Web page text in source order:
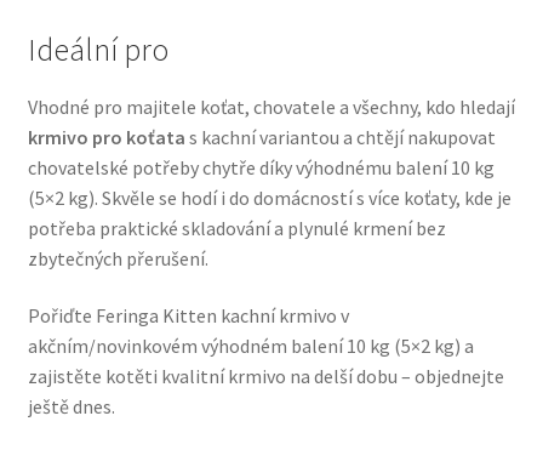
Ideální pro
Vhodné pro majitele koťat, chovatele a všechny, kdo hledají
krmivo pro koťata s kachní variantou a chtějí nakupovat
chovatelské potřeby chytře díky výhodnému balení 10 kg
(5×2 kg). Skvěle se hodí i do domácností s více koťaty, kde je
potřeba praktické skladování a plynulé krmení bez
zbytečných přerušení.
Pořiďte Feringa Kitten kachní krmivo v
akčním/novinkovém výhodném balení 10 kg (5×2 kg) a
zajistěte kotěti kvalitní krmivo na delší dobu – objednejte
ještě dnes.